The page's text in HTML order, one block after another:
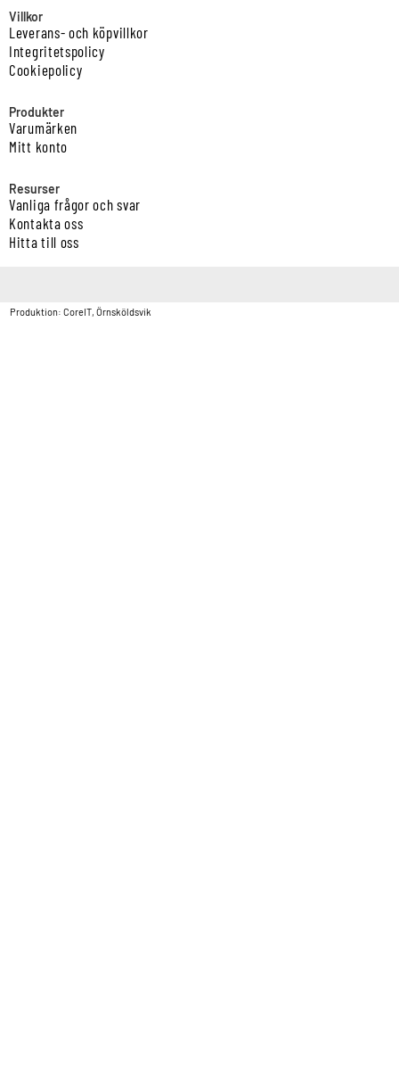
Villkor
Leverans- och köpvillkor
Integritetspolicy
Cookiepolicy
Produkter
Varumärken
Mitt konto
Resurser
Vanliga frågor och svar
Kontakta oss
Hitta till oss
Produktion: CoreIT, Örnsköldsvik